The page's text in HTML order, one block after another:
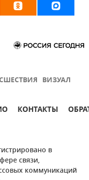
ВИЗУАЛ
КОНТАКТЫ
в
связи,
коммуникаций